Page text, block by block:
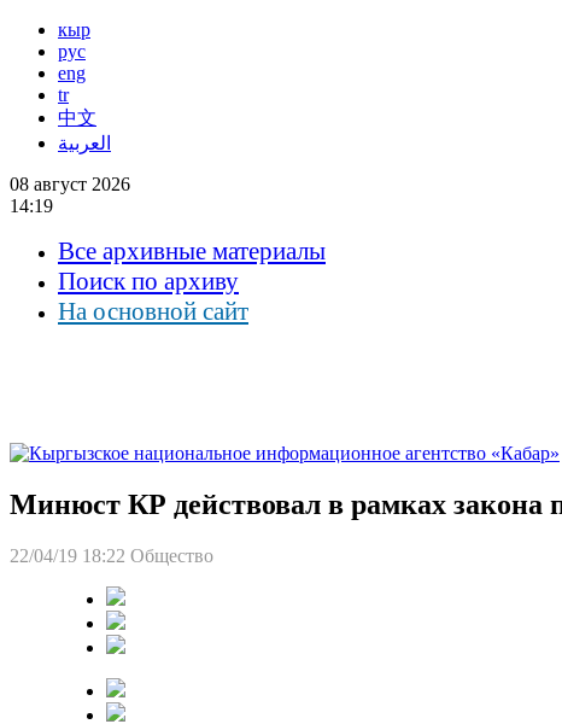
кыр
рус
eng
tr
中文
العربية
08 август 2026
14:19
Все архивные материалы
Поиск по архиву
На основной сайт
Минюст КР действовал в рамках закона
22/04/19 18:22 Общество